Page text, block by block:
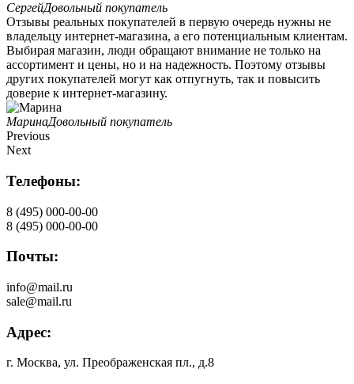
СергейДовольный покупатель
Отзывы реальных покупателей в первую очередь нужны не
владельцу интернет-магазина, а его потенциальным клиентам.
Выбирая магазин, люди обращают внимание не только на
ассортимент и цены, но и на надежность. Поэтому отзывы
других покупателей могут как отпугнуть, так и повысить
доверие к интернет-магазину.
МаринаДовольный покупатель
Previous
Next
Телефоны:
8 (495) 000-00-00
8 (495) 000-00-00
Почты:
info@mail.ru
sale@mail.ru
Адрес:
г. Москва, ул. Преображенская пл., д.8